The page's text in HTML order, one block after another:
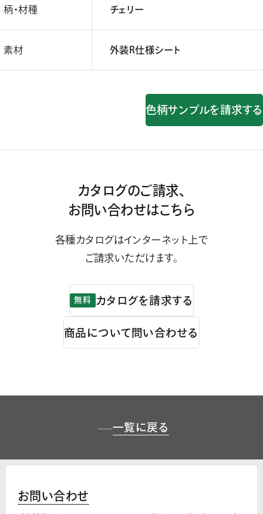
柄・材種 チェリー
素材 外装R仕様シート
色柄サンプルを請求する
カタログのご請求、
お問い合わせはこちら
各種カタログはインターネット上で
ご請求いただけます。
無料 カタログを請求する
商品について問い合わせる
一覧に戻る
お問い合わせ